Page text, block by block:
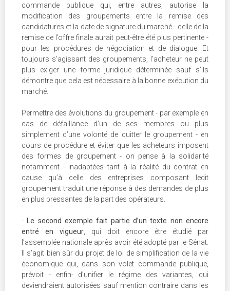
commande publique qui, entre autres, autorise la
modification des groupements entre la remise des
candidatures et la date de signature du marché - celle de la
remise de l’offre finale aurait peut-être été plus pertinente -
pour les procédures de négociation et de dialogue. Et
toujours s’agissant des groupements, l’acheteur ne peut
plus exiger une forme juridique déterminée sauf s’ils
démontre que cela est nécessaire à la bonne exécution du
marché.
Permettre des évolutions du groupement - par exemple en
cas de défaillance d’un de ses membres ou plus
simplement d’une volonté de quitter le groupement - en
cours de procédure et éviter que les acheteurs imposent
des formes de groupement - on pense à la solidarité
notamment - inadaptées tant à la réalité du contrat en
cause qu’à celle des entreprises composant ledit
groupement traduit une réponse à des demandes de plus
en plus pressantes de la part des opérateurs.
-Le second exemple fait partie d’un texte non encore
entré en vigueur , qui doit encore être étudié par
l’assemblée nationale après avoir été adopté par le Sénat.
Il s’agit bien sûr du projet de loi de simplification de la vie
économique qui, dans son volet commande publique,
prévoit - enfin- d’unifier le régime des variantes, qui
deviendraient autorisées sauf mention contraire dans les